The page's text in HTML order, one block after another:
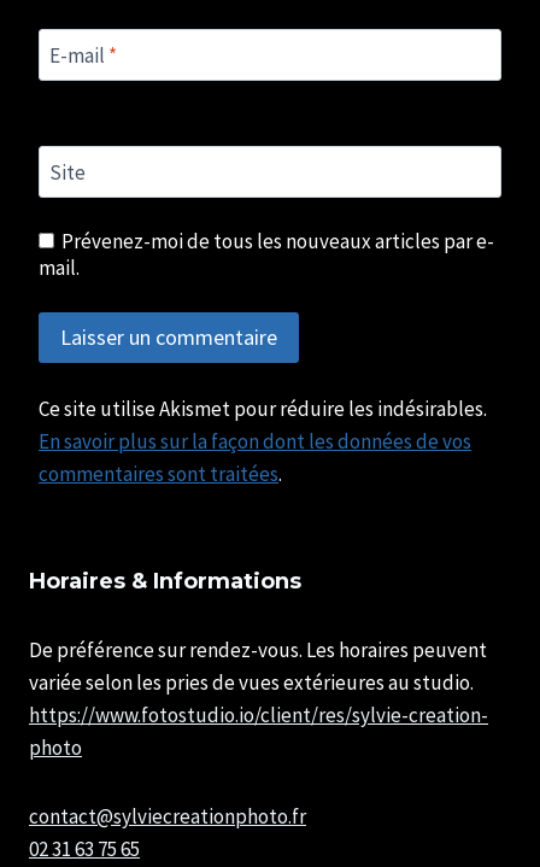
E-mail *
Site
Prévenez-moi de tous les nouveaux articles par e-
mail.
Ce site utilise Akismet pour réduire les indésirables.
En savoir plus sur la façon dont les données de vos
commentaires sont traitées.
Horaires & Informations
De préférence sur rendez-vous. Les horaires peuvent
variée selon les pries de vues extérieures au studio.
https://www.fotostudio.io/client/res/sylvie-creation-
photo
contact@sylviecreationphoto.fr
02 31 63 75 65